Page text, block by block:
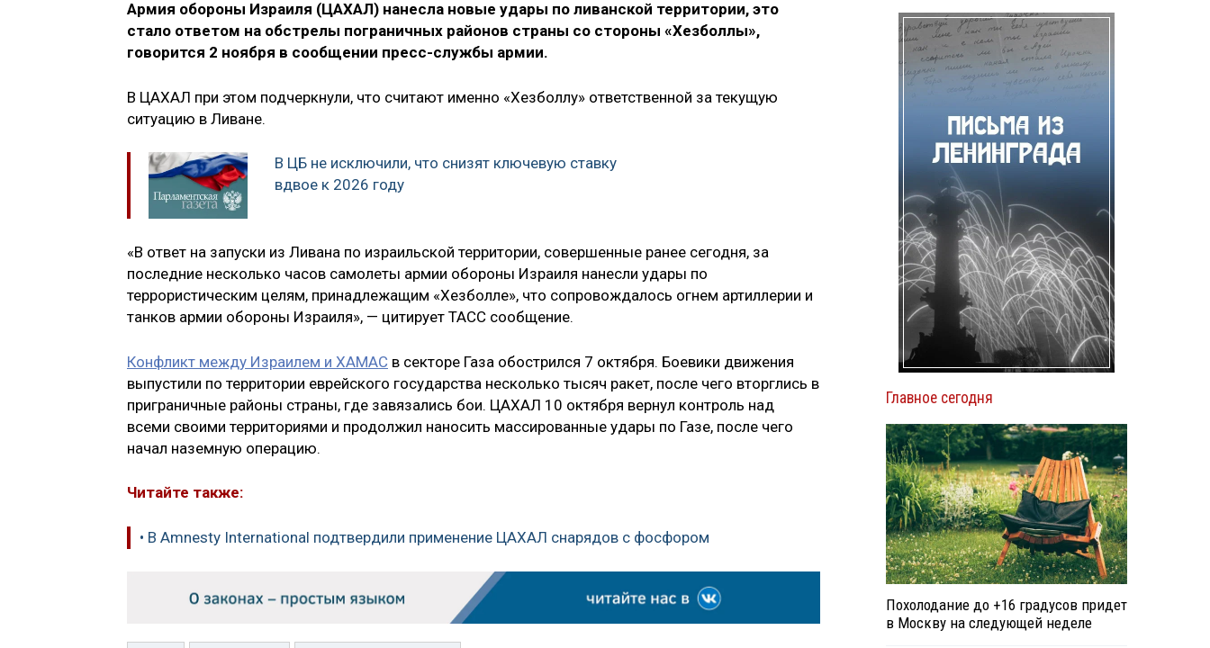
Армия обороны Израиля (ЦАХАЛ) нанесла новые удары по ливанской территории, это
стало ответом на обстрелы пограничных районов страны со стороны «Хезболлы»,
говорится 2 ноября в сообщении пресс-службы армии.
В ЦАХАЛ при этом подчеркнули, что считают именно «Хезболлу» ответственной за текущую
ситуацию в Ливане.
В ЦБ не исключили, что снизят ключевую ставку
вдвое к 2026 году
«В ответ на запуски из Ливана по израильской территории, совершенные ранее сегодня, за
последние несколько часов самолеты армии обороны Израиля нанесли удары по
террористическим целям, принадлежащим «Хезболле», что сопровождалось огнем артиллерии и
танков армии обороны Израиля», — цитирует ТАСС сообщение.
Конфликт между Израилем и ХАМАС в секторе Газа обострился 7 октября. Боевики движения
выпустили по территории еврейского государства несколько тысяч ракет, после чего вторглись в
приграничные районы страны, где завязались бои. ЦАХАЛ 10 октября вернул контроль над
всеми своими территориями и продолжил наносить массированные удары по Газе, после чего
начал наземную операцию.
Читайте также:
• В Amnesty International подтвердили применение ЦАХАЛ снарядов с фосфором
Главное сегодня
Похолодание до +16 градусов придет
в Москву на следующей неделе